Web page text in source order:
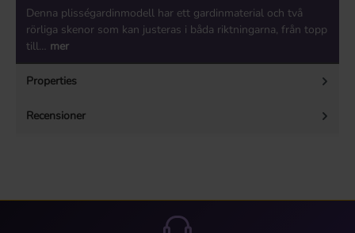
Denna plisségardinmodell har ett gardinmaterial och två
rörliga skenor som kan justeras i båda riktningarna, från topp
till… mer
Properties
Recensioner